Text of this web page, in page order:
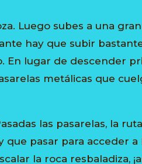
Luego subes a una
hay que subir
lugar de descender
metálicas que
las pasarelas, la
pasar para acceder a
la roca resbaladiza,